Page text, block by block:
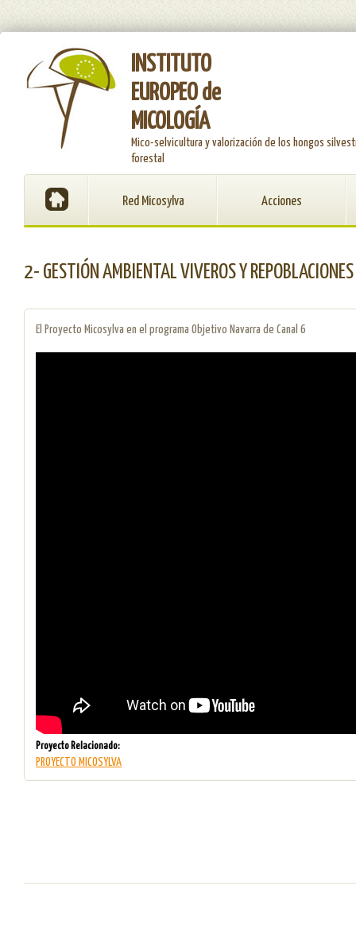
INSTITUTO
EUROPEO de
MICOLOGÍA
Mico-selvicultura y valorización de los hongos
forestal
Red Micosylva Acciones
2- GESTIÓN AMBIENTAL VIVEROS Y
El Proyecto Micosylva en el programa Objetivo Navarra de Canal 6
Proyecto Relacionado:
PROYECTO MICOSYLVA